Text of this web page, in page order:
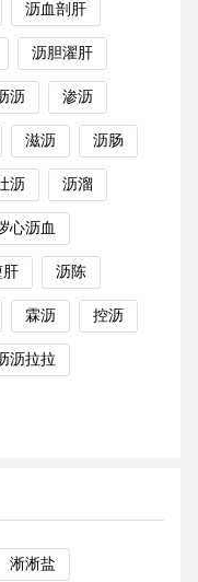
沥血剖肝
沥胆濯肝
沥 渗沥
滋沥 沥肠
沥 沥溜
心沥血
肝 沥陈
霖沥 控沥
沥拉拉
淅淅盐